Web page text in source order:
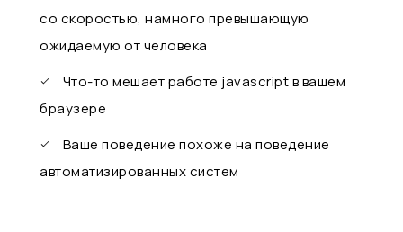
со скоростью, намного превышающую
ожидаемую от человека
Что-то мешает работе javascript в вашем
браузере
Ваше поведение похоже на поведение
автоматизированных систем